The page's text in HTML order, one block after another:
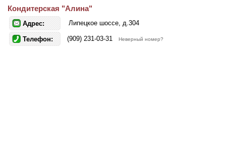
Кондитерская "Алина"
Адрес: Липецкое шоссе, д.304
Телефон: (909) 231-03-31 Неверный номер?